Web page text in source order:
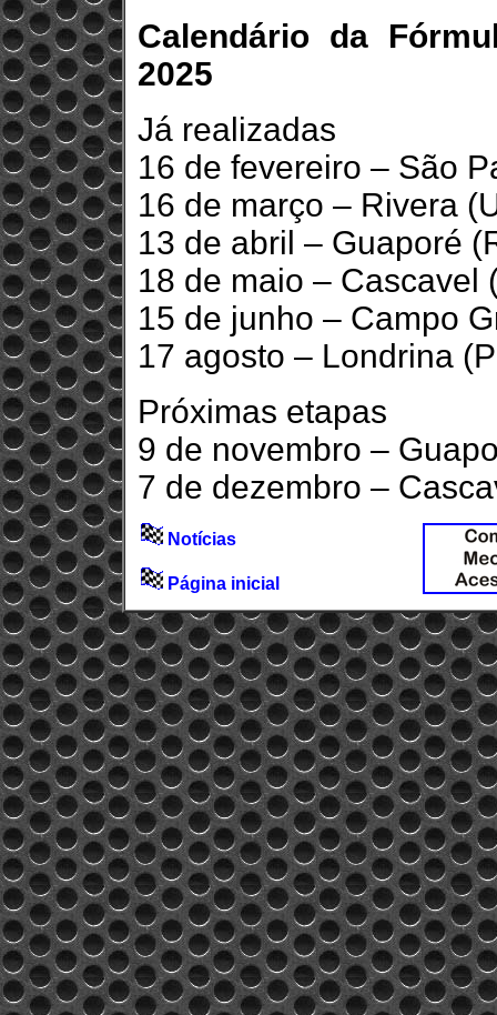
Calendário da
2025
Já realizadas
16 de fevereiro – São
16 de março – Rivera
13 de abril – Guaporé
18 de maio – Cascavel
15 de junho – Campo
17 agosto – Londrina
Próximas etapas
9 de novembro –
7 de dezembro –
Notícias
Página inicial